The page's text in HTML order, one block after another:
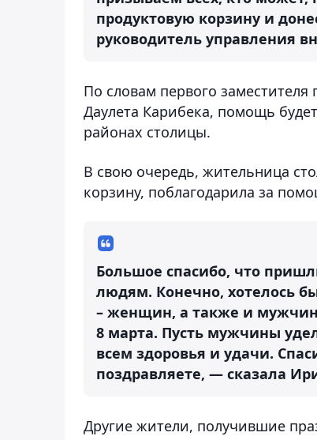
продуктовую корзину и
руководитель управления
По словам первого
Даулета Карибека, помощь
районах столицы.
В свою очередь, жительница
корзину, поблагодарила за
Большое спасибо, что
людям. Конечно, хотелось
– женщин, а также и мужчин
8 марта. Пусть мужчины
всем здоровья и удачи.
поздравляете, — сказала
Другие жители, получившие